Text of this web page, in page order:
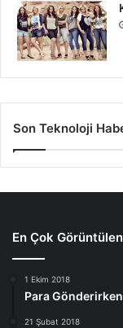
Son Teknoloji
En Çok
1 Ekim 2018
Para Gönderirken
21 Şubat 2018